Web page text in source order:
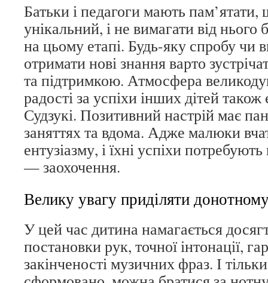
Батьки і педагоги мають
унікальний, і не вимагати від
на цьому етапі. Будь-яку спробу чи
отримати нові знання варто
та підтримкою. Атмосфера
радості за успіхи інших дітей
Судзукі. Позитивний настрій має
заняттях та вдома. Адже малюки
ентузіазму, і їхні успіхи
— заохочення.
Велику увагу приділяти
У цей час дитина намагається
постановки рук, точної інтонації,
закінченості музичних фраз. І